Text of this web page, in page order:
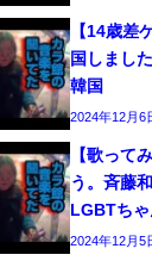
【14歳差
国しまし
韓国
2024年12月6
【歌って
う。斉藤
LGBTちゃ
2024年12月5